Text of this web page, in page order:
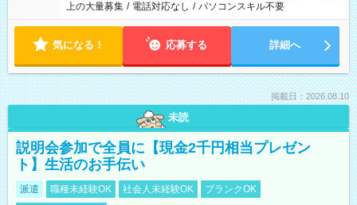
上の大量募集 / 電話対応なし / パソコンスキル不要
気になる！ 応募する 詳細へ
掲載日：2026.08.10
未読
説明会参加で全員に【現金2千円相当プレゼン
ト】生活のお手伝い
派遣 職種未経験OK 社会人未経験OK
ブランクOK